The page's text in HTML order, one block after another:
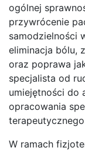
ogólnej
przywrócenie
samodzielności
eliminacja bólu,
oraz poprawa
specjalista od
umiejętności do
opracowania
W ramach